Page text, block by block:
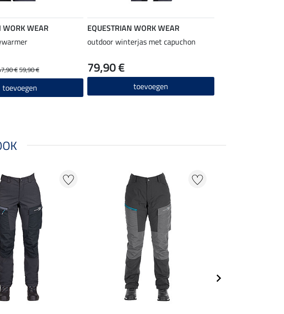
WORK WEAR
€59,90 €
toevoegen
EQUESTRIAN WORK WEAR
outdoor winterjas met capuchon
79,90 €
toevoegen